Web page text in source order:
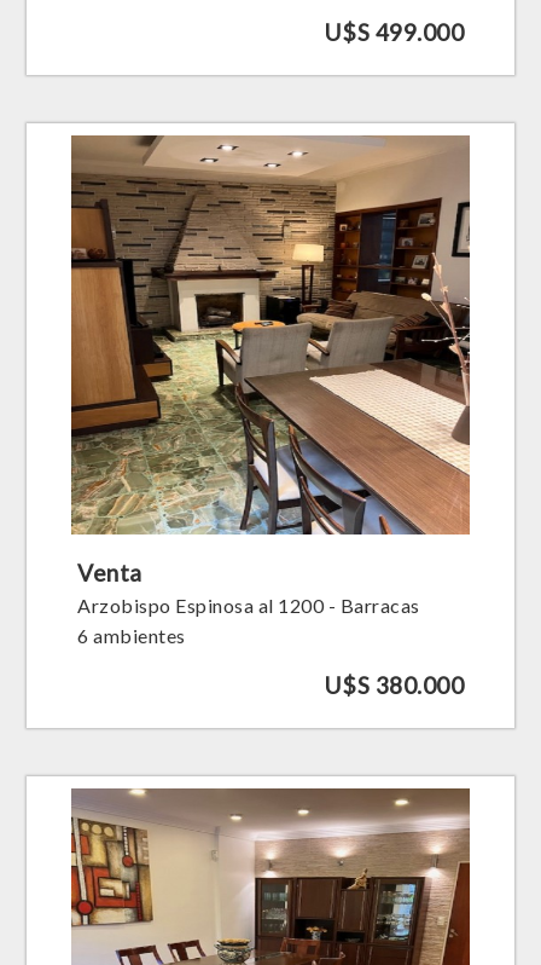
U$S 499.000
Venta
Arzobispo Espinosa al 1200 - Barracas
6 ambientes
U$S 380.000